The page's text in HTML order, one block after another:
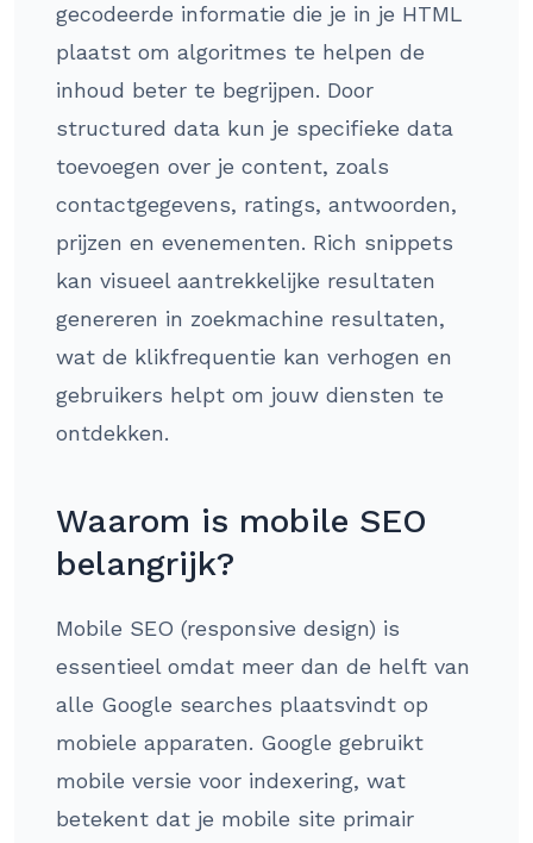
gecodeerde informatie die je in je HTML
plaatst om algoritmes te helpen de
inhoud beter te begrijpen. Door
structured data kun je specifieke data
toevoegen over je content, zoals
contactgegevens, ratings, antwoorden,
prijzen en evenementen. Rich snippets
kan visueel aantrekkelijke resultaten
genereren in zoekmachine resultaten,
wat de klikfrequentie kan verhogen en
gebruikers helpt om jouw diensten te
ontdekken.
Waarom is mobile SEO
belangrijk?
Mobile SEO (responsive design) is
essentieel omdat meer dan de helft van
alle Google searches plaatsvindt op
mobiele apparaten. Google gebruikt
mobile versie voor indexering, wat
betekent dat je mobile site primair